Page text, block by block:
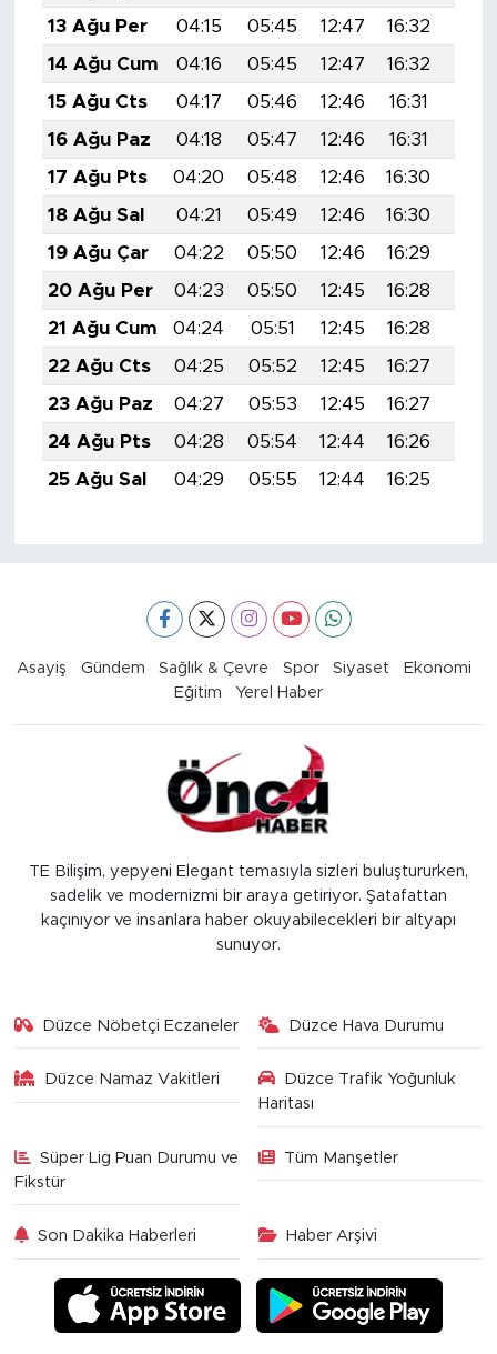
13 Ağu Per
04:15 05:45 12:47 16:32
14 Ağu Cum
04:16 05:45 12:47 16:32
15 Ağu Cts
04:17 05:46 12:46 16:31
16 Ağu Paz
04:18 05:47 12:46 16:31
17 Ağu Pts
04:20 05:48 12:46 16:30
18 Ağu Sal
04:21 05:49 12:46 16:30
19 Ağu Çar
04:22 05:50 12:46 16:29
20 Ağu Per
04:23 05:50 12:45 16:28
21 Ağu Cum
04:24 05:51 12:45 16:28
22 Ağu Cts
04:25 05:52 12:45 16:27
23 Ağu Paz
04:27 05:53 12:45 16:27
24 Ağu Pts
04:28 05:54 12:44 16:26
25 Ağu Sal
04:29 05:55 12:44 16:25
Asayiş Gündem Sağlık & Çevre Spor Siyaset
Ekonomi
Eğitim
Yerel Haber
TE Bilişim, yepyeni Elegant temasıyla sizleri buluştururken,
sadelik ve modernizmi bir araya getiriyor. Şatafattan
kaçınıyor ve insanlara haber okuyabilecekleri bir altyapı
sunuyor.
Düzce Nöbetçi Eczaneler Düzce Hava Durumu
Düzce Namaz Vakitleri
Düzce Trafik Yoğunluk
Haritası
Süper Lig Puan Durumu ve
Fikstür
Tüm Manşetler
Son Dakika Haberleri Haber Arşivi